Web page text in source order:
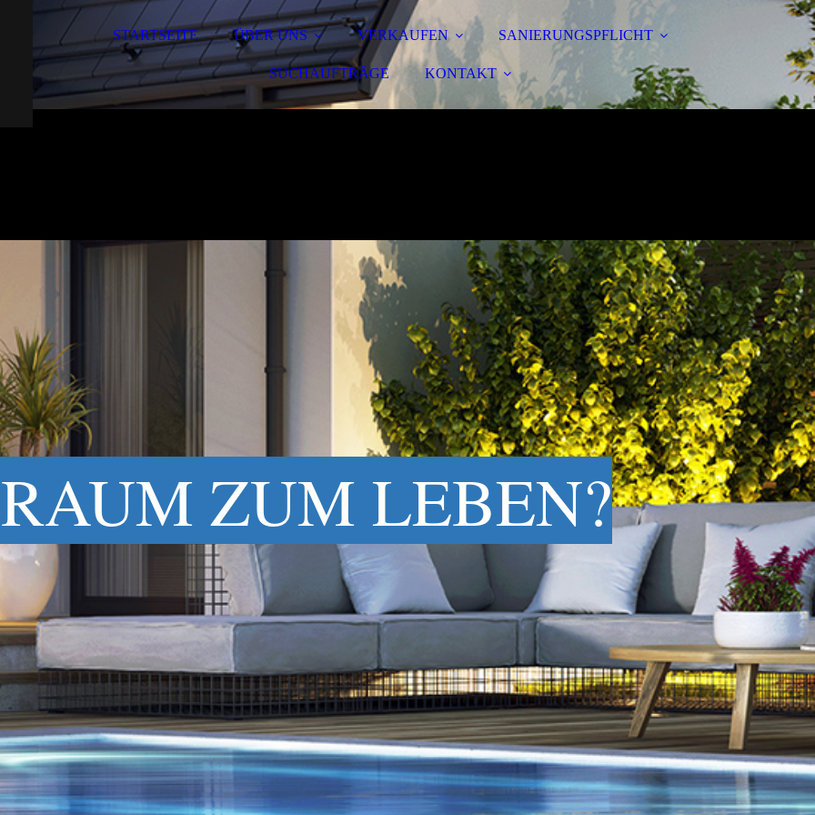
STARTSEITE ÜBER UNS VERKAUFEN SANIERUNGSPFLICHT
SUCHAUFTRÄGE KONTAKT
ZUM LEBEN?